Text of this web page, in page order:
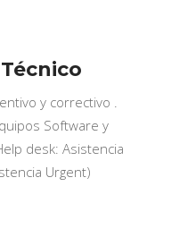
y correctivo .
Software y
desk: Asistencia
Urgent)